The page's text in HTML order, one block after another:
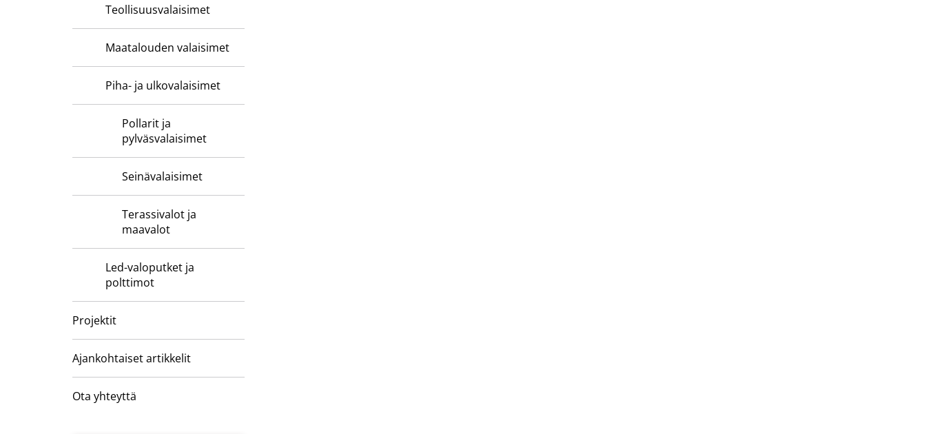
Teollisuusvalaisimet
Maatalouden valaisimet
Piha- ja ulkovalaisimet
Pollarit ja
pylväsvalaisimet
Seinävalaisimet
Terassivalot ja
maavalot
Led-valoputket ja
polttimot
Projektit
Ajankohtaiset artikkelit
Ota yhteyttä